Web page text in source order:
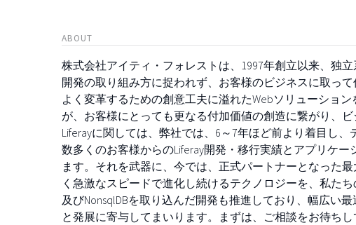
ABOUT
株式会社アイティ・フォレストは、1997年創立以来、独
開発の取り組み方に捉われず、お客様のビジネスに取っ
よく変革するための創意工夫に溢れたWebソリューショ
が、お客様にとっても更なる付加価値の創造に繋がり、
Liferayに関しては、弊社では、6～7年ほど前より着目し
数多くのお客様からのLiferay開発・移行実績とアプリケ
ます。それを武器に、今では、正式パートナーとなった
く急激なスピードで進化し続けるテクノロジーを、私た
及びNonsqlDBを取り込んだ開発も推進しており、幅広い
と発展に寄与してまいります。まずは、ご相談をお待ちし